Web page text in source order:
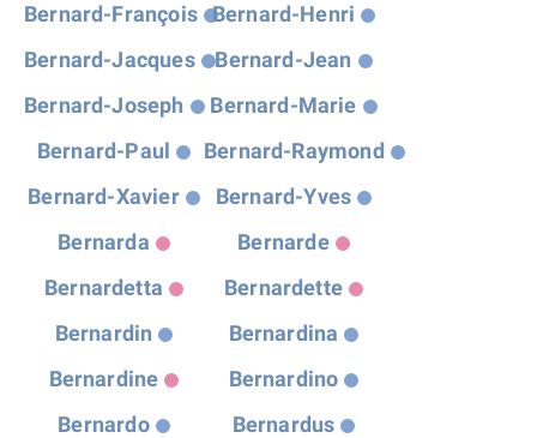
Bernard-François Bernard-Henri
Bernard-Jacques
Bernard-Jean
Bernard-Joseph
Bernard-Marie
Bernard-Paul
Bernard-Raymond
Bernard-Xavier
Bernard-Yves
Bernarda
Bernarde
Bernardetta
Bernardette
Bernardin
Bernardina
Bernardine
Bernardino
Bernardo
Bernardus